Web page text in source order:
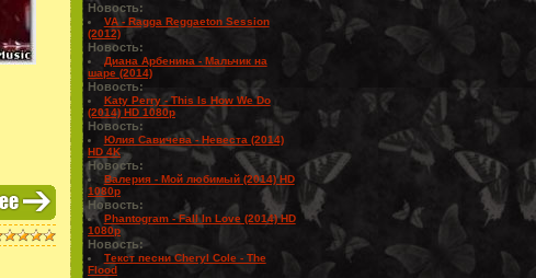
Новость:
VA - Ragga Reggaeton Session
(2012)
Новость:
Диана Арбенина - Мальчик на
шаре (2014)
Новость:
Katy Perry - This Is How We Do
(2014) HD 1080p
Новость:
Юлия Савичева - Невеста (2014)
HD 4K
Новость:
Валерия - Мой любимый (2014) HD
1080p
Новость:
Phantogram - Fall In Love (2014) HD
1080p
Новость:
Текст песни Cheryl Cole - The
Flood